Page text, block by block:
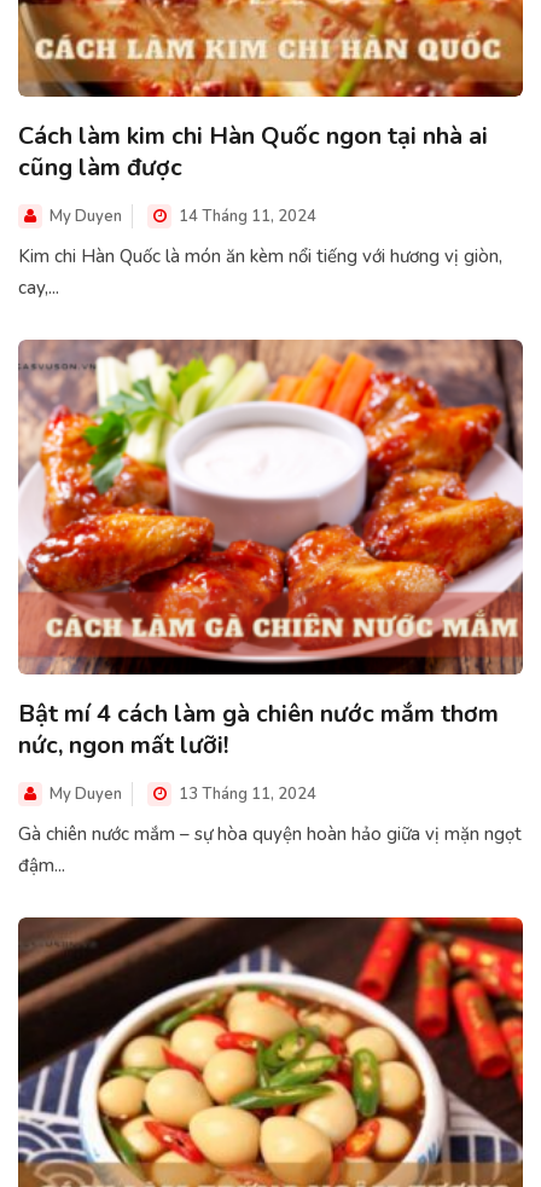
Cách làm kim chi Hàn Quốc ngon tại nhà ai
cũng làm được
My Duyen 14 Tháng 11, 2024
Kim chi Hàn Quốc là món ăn kèm nổi tiếng với hương vị giòn,
cay,...
Bật mí 4 cách làm gà chiên nước mắm thơm
nức, ngon mất lưỡi!
My Duyen 13 Tháng 11, 2024
Gà chiên nước mắm – sự hòa quyện hoàn hảo giữa vị mặn ngọt
đậm...